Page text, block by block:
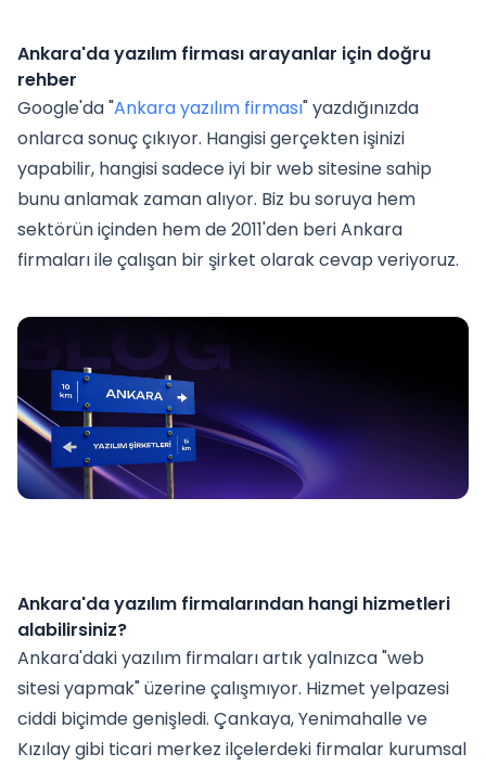
Ankara'da yazılım firması arayanlar için doğru
rehber
Google'da "Ankara yazılım firması" yazdığınızda
onlarca sonuç çıkıyor. Hangisi gerçekten işinizi
yapabilir, hangisi sadece iyi bir web sitesine sahip
bunu anlamak zaman alıyor. Biz bu soruya hem
sektörün içinden hem de 2011'den beri Ankara
firmaları ile çalışan bir şirket olarak cevap veriyoruz.
Ankara'da yazılım firmalarından hangi hizmetleri
alabilirsiniz?
Ankara'daki yazılım firmaları artık yalnızca "web
sitesi yapmak" üzerine çalışmıyor. Hizmet yelpazesi
ciddi biçimde genişledi. Çankaya, Yenimahalle ve
Kızılay gibi ticari merkez ilçelerdeki firmalar kurumsal